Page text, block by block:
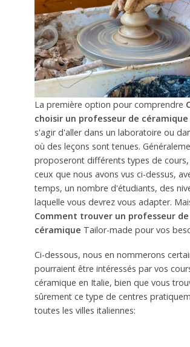
La première option pour comprendre
choisir un professeur de céramique
s'agir d'aller dans un laboratoire ou
où des leçons sont tenues.
proposeront différents types de
ceux que nous avons vus ci-dessus,
temps, un nombre d'étudiants, des
laquelle vous devrez vous adapter.
Comment trouver un professeur de
céramique Tailor-made pour vos
Ci-dessous, nous en nommerons
pourraient être intéressés par vos
céramique en Italie, bien que vous
sûrement ce type de centres
toutes les villes italiennes: